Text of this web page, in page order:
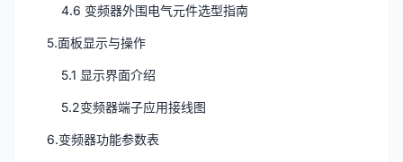
4.6 变频器外围电气元件选型指南
5.面板显示与操作
5.1 显示界面介绍
5.2变频器端子应用接线图
6.变频器功能参数表